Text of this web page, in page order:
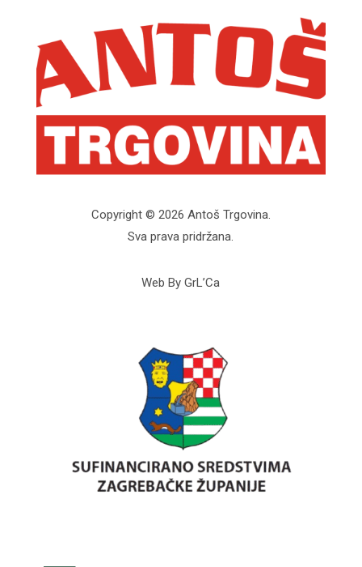
Copyright © 2026 Antoš Trgovina.
Sva prava pridržana.
Web By GrL’Ca